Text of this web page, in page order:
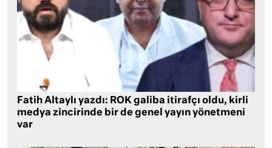
Fatih Altaylı yazdı: ROK galiba itirafçı oldu, kirli
medya zincirinde bir de genel yayın yönetmeni
var